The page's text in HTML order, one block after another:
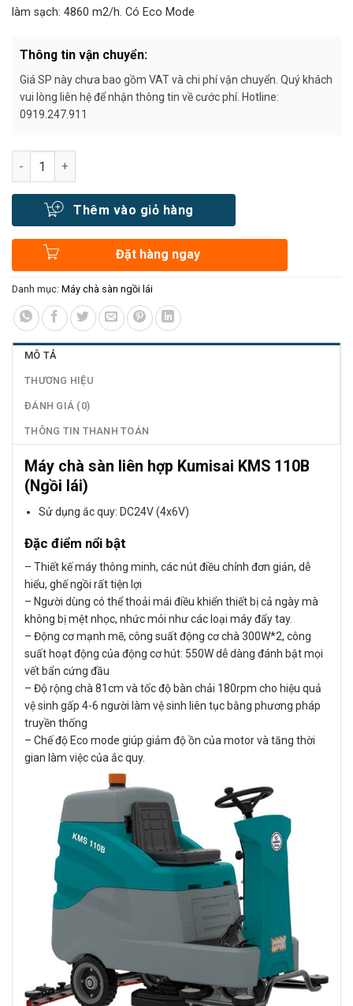
làm sạch: 4860 m2/h. Có Eco Mode
Thông tin vận chuyển:
Giá SP này chưa bao gồm VAT và chi phí vận chuyển. Quý khách
vui lòng liên hệ để nhận thông tin về cước phí. Hotline:
0919.247.911
Số lượng
Thêm vào giỏ hàng
Đặt hàng ngay
Danh mục: Máy chà sàn ngồi lái
MÔ TẢ
THƯƠNG HIỆU
ĐÁNH GIÁ (0)
THÔNG TIN THANH TOÁN
Máy chà sàn liên hợp Kumisai KMS 110B
(Ngồi lái)
Sử dụng ắc quy: DC24V (4x6V)
Đặc điểm nổi bật
– Thiết kế máy thông minh, các nút điều chỉnh đơn giản, dễ
hiểu, ghế ngồi rất tiện lợi
– Người dùng có thể thoải mái điều khiển thiết bị cả ngày mà
không bị mệt nhọc, nhức mỏi như các loại máy đẩy tay.
– Động cơ mạnh mẽ, công suất động cơ chà 300W*2, công
suất hoạt động của động cơ hút: 550W dễ dàng đánh bật mọi
vết bẩn cứng đầu
– Độ rộng chà 81cm và tốc độ bàn chải 180rpm cho hiệu quả
vệ sinh gấp 4-6 người làm vệ sinh liên tục bằng phương pháp
truyền thống
– Chế độ Eco mode giúp giảm độ ồn của motor và tăng thời
gian làm việc của ắc quy.